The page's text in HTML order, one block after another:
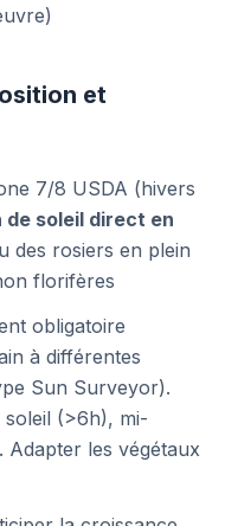
et
7/8 USDA (hivers
de soleil direct en
des rosiers en plein
florifères
obligatoire
à différentes
Sun Surveyor).
soleil (>6h), mi-
les végétaux